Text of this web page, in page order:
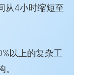
从4小时缩短至
以上的复杂工